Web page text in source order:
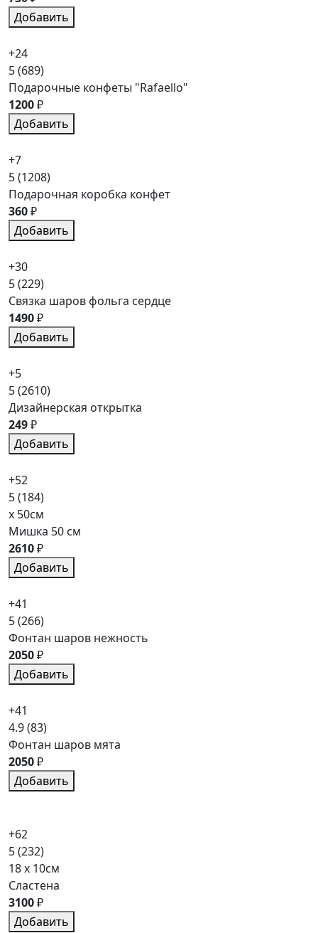
Добавить
+24
5(689)
Подарочные конфеты "Rafaello"
1200₽
Добавить
+7
5(1208)
Подарочная коробка конфет
360₽
Добавить
+30
5(229)
Связка шаров фольга сердце
1490₽
Добавить
+5
5(2610)
Дизайнерская открытка
249₽
Добавить
+52
5(184)
x 50см
Мишка 50 см
2610₽
Добавить
+41
5(266)
Фонтан шаров нежность
2050₽
Добавить
+41
4.9(83)
Фонтан шаров мята
2050₽
Добавить
+62
5(232)
18 x 10см
Сластена
3100₽
Добавить